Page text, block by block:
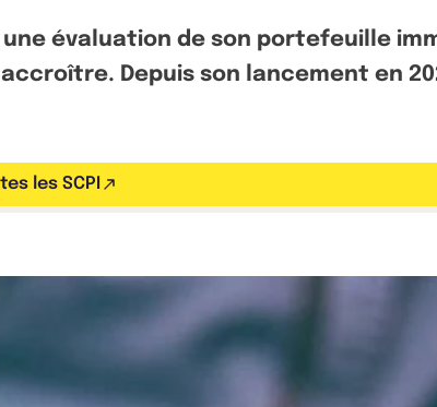
évaluation de son portefeuille
Depuis son lancement en
les SCPI